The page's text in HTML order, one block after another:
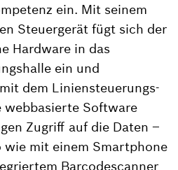
ein. Mit seinem
Steuergerät fügt sich der
Hardware in das
ein und
dem Liniensteuerungs-
webbasierte Software
Zugriff auf die Daten –
wie mit einem Smartphone
Barcodescanner